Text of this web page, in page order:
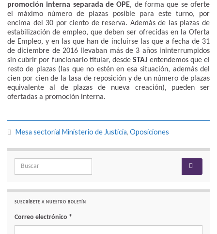
promoción interna separada de OPE, de forma que se oferte
el máximo número de plazas posible para este turno, por
encima del 30 por ciento de reserva. Además de las plazas de
estabilización de empleo, que deben ser ofrecidas en la Oferta
de Empleo, y en las que han de incluirse las que a fecha de 31
de diciembre de 2016 llevaban más de 3 años ininterrumpidos
sin cubrir por funcionario titular, desdeSTAJ entendemos que el
resto de plazas (las que no estén en esa situación, además del
cien por cien de la tasa de reposición y de un número de plazas
equivalente al de plazas de nueva creación), pueden ser
ofertadas a promoción interna.
Mesa sectorial Ministerio de Justicia, Oposiciones
Search for:
SUSCRÍBETE A NUESTRO BOLETÍN
Correo electrónico *